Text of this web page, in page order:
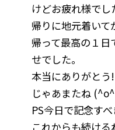
けどお疲れ様でし
帰りに地元着いて
帰って最高の１
せでした。
本当にありがとう!
じゃあまたね
PS今日で記念す
これからも続ける